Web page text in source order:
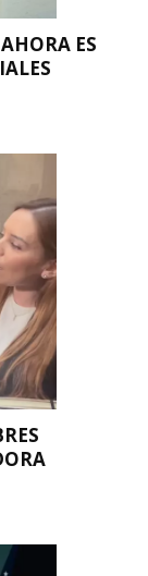
ES